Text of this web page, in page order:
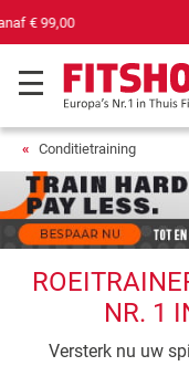
69
Conditietraining
NR. 1
Versterk nu uw